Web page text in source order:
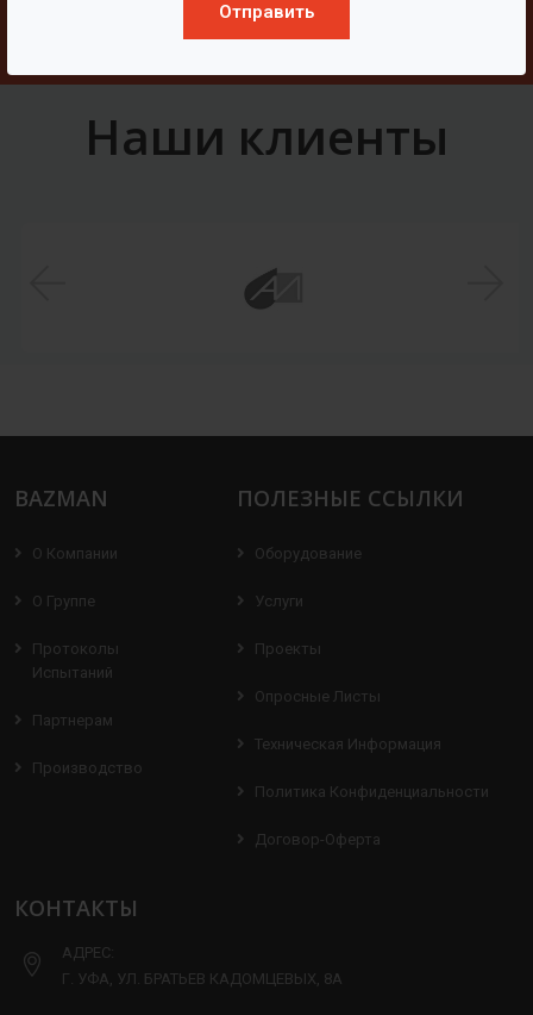
Отправить
Написать
Наши клиенты
BAZMAN
О Компании
О Группе
Протоколы
Испытаний
Партнерам
Производство
ПОЛЕЗНЫЕ ССЫЛКИ
Оборудование
Услуги
Проекты
Опросные Листы
Техническая Информация
Политика Конфиденциальности
Договор-Оферта
КОНТАКТЫ
АДРЕС:
Г. УФА, УЛ. БРАТЬЕВ КАДОМЦЕВЫХ, 8А